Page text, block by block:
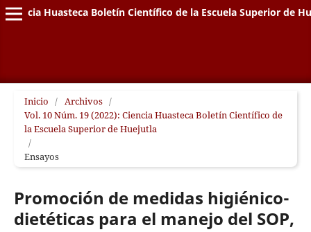
Ciencia Huasteca Boletín Científico de la Escuela Superior de
Inicio / Archivos /
Vol. 10 Núm. 19 (2022): Ciencia Huasteca Boletín Científico de
la Escuela Superior de Huejutla
/
Ensayos
Promoción de medidas higiénico-
dietéticas para el manejo del SOP,